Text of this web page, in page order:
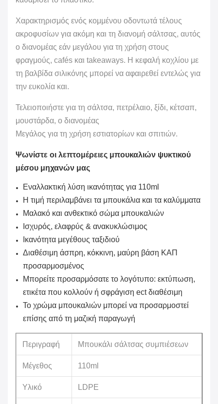
Χαρακτηρισμός ενός κομμένου οδοντωτά τέλους
ακροφυσίων για ακόμη και τη διανομή σάλτσας, αυτός
ο διανομέας εάν μεγάλου για τη χρήση στους
φραγμούς, cafés και takeaways. Η κεφαλή κοχλίου με
τη βαλβίδα σιλικόνης μπορεί να αφαιρεθεί εντελώς για
την ευκολία και.
Τελειοποιήστε για τη σάλτσα, πετρέλαιο, ξίδι, κέτσαπ,
μουστάρδα, ο διανομέας
Μεγάλος για τη χρήση εστιατορίων και σπιτιών.
Ψωνίστε οι λεπτομέρειες μπουκαλιών ψυκτικού
μέσου μηχανών μας
Εναλλακτική λύση ικανότητας για 110ml
Η τιμή περιλαμβάνει τα μπουκάλια και τα καλύμματα
Μαλακό και ανθεκτικό σώμα μπουκαλιών
Ισχυρός, ελαφρύς & ανακυκλώσιμος
Ικανότητα μεγέθους ταξιδιού
Διαθέσιμη άσπρη, κόκκινη, μαύρη βάση ΚΑΠ
προσαρμοσμένος
Μπορείτε προσαρμόσατε το λογότυπο: εκτύπωση,
ετικέτα που κολλούν ή σφράγιση ect διαθέσιμη
Το χρώμα μπουκαλιών μπορεί να προσαρμοστεί
επίσης από τη μαζική παραγωγή
Περιγραφή Μπουκάλι σάλτσας συμπιέσεων
Μέγεθος 110ml
Υλικό LDPE